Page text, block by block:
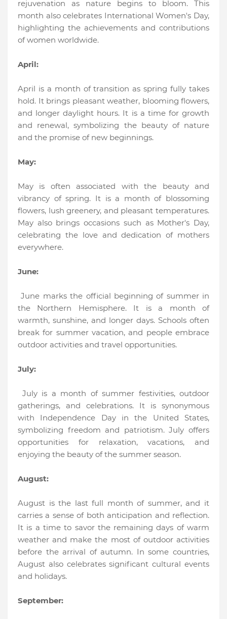
rejuvenation as nature begins to bloom. This
month also celebrates International Women's Day,
highlighting the achievements and contributions
of women worldwide.
April:
April is a month of transition as spring fully takes
hold. It brings pleasant weather, blooming flowers,
and longer daylight hours. It is a time for growth
and renewal, symbolizing the beauty of nature
and the promise of new beginnings.
May:
May is often associated with the beauty and
vibrancy of spring. It is a month of blossoming
flowers, lush greenery, and pleasant temperatures.
May also brings occasions such as Mother's Day,
celebrating the love and dedication of mothers
everywhere.
June:
June marks the official beginning of summer in
the Northern Hemisphere. It is a month of
warmth, sunshine, and longer days. Schools often
break for summer vacation, and people embrace
outdoor activities and travel opportunities.
July:
July is a month of summer festivities, outdoor
gatherings, and celebrations. It is synonymous
with Independence Day in the United States,
symbolizing freedom and patriotism. July offers
opportunities for relaxation, vacations, and
enjoying the beauty of the summer season.
August:
August is the last full month of summer, and it
carries a sense of both anticipation and reflection.
It is a time to savor the remaining days of warm
weather and make the most of outdoor activities
before the arrival of autumn. In some countries,
August also celebrates significant cultural events
and holidays.
September: